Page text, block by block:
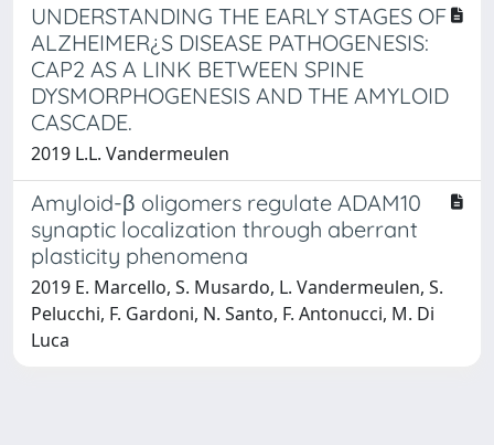
UNDERSTANDING THE EARLY STAGES OF
ALZHEIMER¿S DISEASE PATHOGENESIS:
CAP2 AS A LINK BETWEEN SPINE
DYSMORPHOGENESIS AND THE AMYLOID
CASCADE.
2019 L.L. Vandermeulen
Amyloid-β oligomers regulate ADAM10
synaptic localization through aberrant
plasticity phenomena
2019 E. Marcello, S. Musardo, L. Vandermeulen, S.
Pelucchi, F. Gardoni, N. Santo, F. Antonucci, M. Di
Luca